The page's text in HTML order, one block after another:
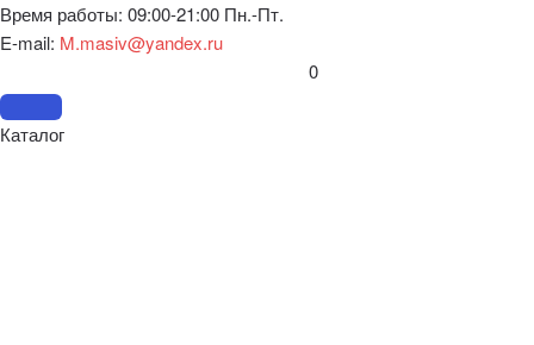
Время работы: 09:00-21:00 Пн.-Пт.
E-mail: M.masiv@yandex.ru
0
Каталог